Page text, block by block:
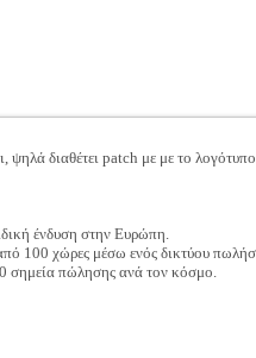
ψηλά διαθέτει patch με με το
ένδυση στην Ευρώπη.
100 χώρες μέσω ενός δικτύου
σημεία πώλησης ανά τον κόσμο.